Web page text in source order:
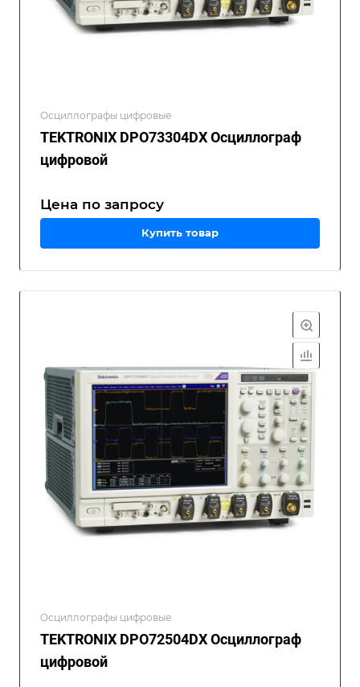
Осциллографы цифровые
TEKTRONIX DPO73304DX Осциллограф
цифровой
Цена по запросу
Купить товар
Осциллографы цифровые
TEKTRONIX DPO72504DX Осциллограф
цифровой